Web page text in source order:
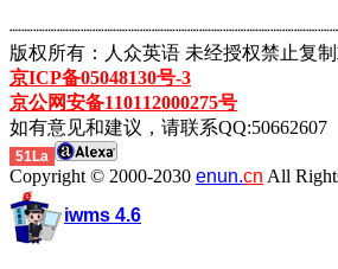
版权所有：人众英语 未经授权禁止复
京ICP备05048130号-3
京公网安备110112000275号
如有意见和建议，请联系QQ:50662607
51La
Copyright © 2000-2030 enun.cn All
iwms 4.6